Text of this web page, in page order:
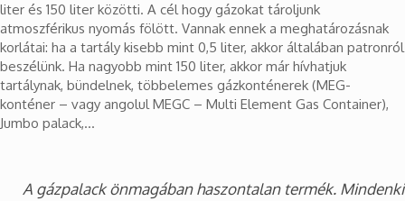
liter és 150 liter közötti. A cél hogy gázokat tároljunk
atmoszférikus nyomás fölött. Vannak ennek a meghatározásnak
korlátai: ha a tartály kisebb mint 0,5 liter, akkor általában patronról
beszélünk. Ha nagyobb mint 150 liter, akkor már hívhatjuk
tartálynak, bündelnek, többelemes gázkonténerek (MEG-
konténer – vagy angolul MEGC – Multi Element Gas Container),
Jumbo palack,…
A gázpalack önmagában haszontalan termék. Mindenki